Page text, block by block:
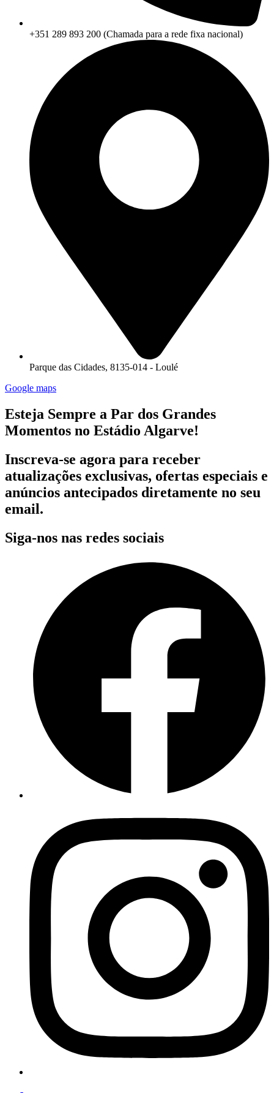
+351 289 893 200 (Chamada para a rede fixa nacional)
Parque das Cidades, 8135-014 - Loulé
Google maps
Esteja Sempre a Par dos Grandes
Momentos no Estádio Algarve!
Inscreva-se agora para receber
atualizações exclusivas, ofertas especiais e
anúncios antecipados diretamente no seu
email.
Siga-nos nas redes sociais